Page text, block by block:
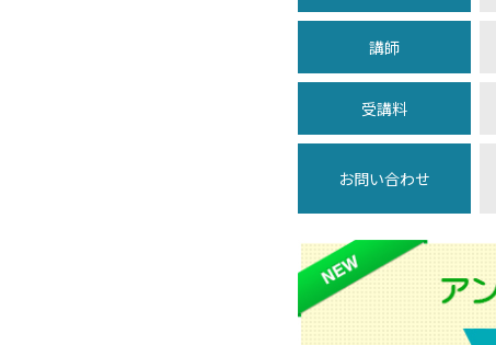
講師
受講料
お問い合わせ